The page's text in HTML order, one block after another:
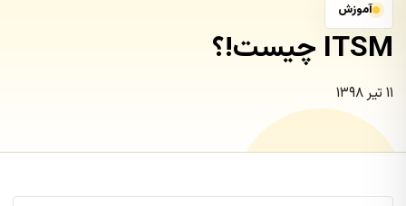
آموزش
ITSM چیست!؟
۱۱ تیر ۱۳۹۸